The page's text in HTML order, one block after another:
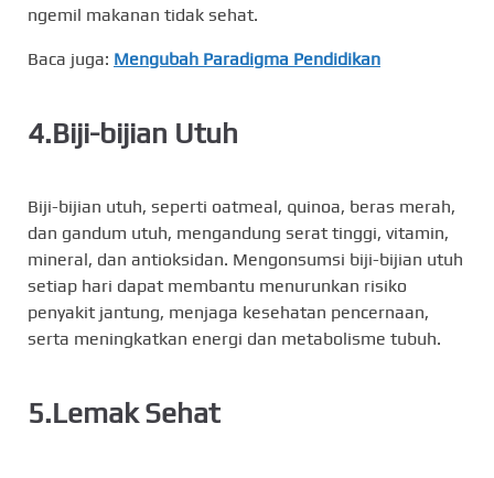
ngemil makanan tidak sehat.
Baca juga: Mengubah Paradigma Pendidikan
4.Biji-bijian Utuh
Biji-bijian utuh, seperti oatmeal, quinoa, beras merah,
dan gandum utuh, mengandung serat tinggi, vitamin,
mineral, dan antioksidan. Mengonsumsi biji-bijian utuh
setiap hari dapat membantu menurunkan risiko
penyakit jantung, menjaga kesehatan pencernaan,
serta meningkatkan energi dan metabolisme tubuh.
5.Lemak Sehat